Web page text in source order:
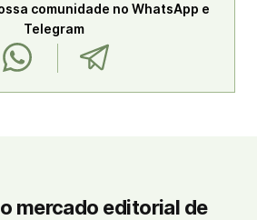
comunidade no WhatsApp e
Telegram
mercado editorial de